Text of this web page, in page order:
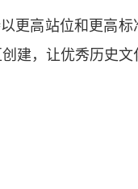
高站位和更高标
建，让优秀历史文